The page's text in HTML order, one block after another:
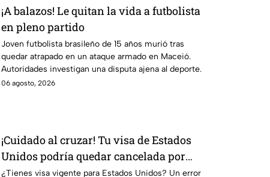
¡A balazos! Le quitan la vida a futbolista
en pleno partido
Joven futbolista brasileño de 15 años murió tras
quedar atrapado en un ataque armado en Maceió.
Autoridades investigan una disputa ajena al deporte.
06 agosto, 2026
¡Cuidado al cruzar! Tu visa de Estados
Unidos podría quedar cancelada por
este error en el pasaporte
¿Tienes visa vigente para Estados Unidos? Un error